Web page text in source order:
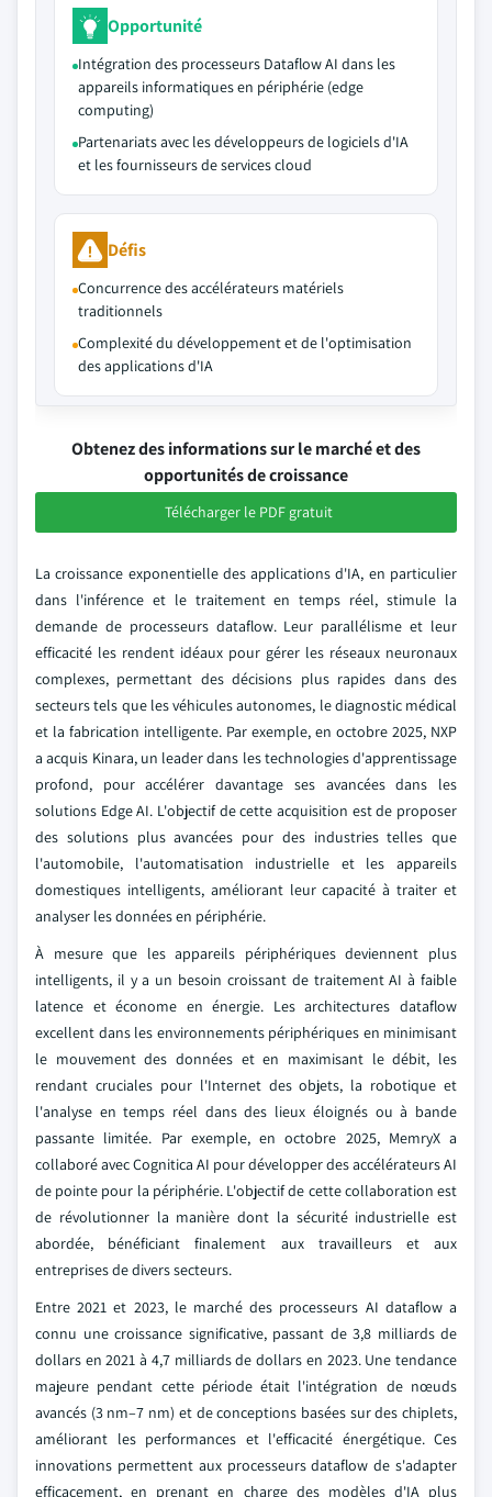
Opportunité
Intégration des processeurs Dataflow AI dans les
appareils informatiques en périphérie (edge
computing)
Partenariats avec les développeurs de logiciels d'IA
et les fournisseurs de services cloud
Défis
Concurrence des accélérateurs matériels
traditionnels
Complexité du développement et de l'optimisation
des applications d'IA
Obtenez des informations sur le marché et des
opportunités de croissance
Télécharger le PDF gratuit
La croissance exponentielle des applications d'IA, en particulier
dans l'inférence et le traitement en temps réel, stimule la
demande de processeurs dataflow. Leur parallélisme et leur
efficacité les rendent idéaux pour gérer les réseaux neuronaux
complexes, permettant des décisions plus rapides dans des
secteurs tels que les véhicules autonomes, le diagnostic médical
et la fabrication intelligente. Par exemple, en octobre 2025, NXP
a acquis Kinara, un leader dans les technologies d'apprentissage
profond, pour accélérer davantage ses avancées dans les
solutions Edge AI. L'objectif de cette acquisition est de proposer
des solutions plus avancées pour des industries telles que
l'automobile, l'automatisation industrielle et les appareils
domestiques intelligents, améliorant leur capacité à traiter et
analyser les données en périphérie.
À mesure que les appareils périphériques deviennent plus
intelligents, il y a un besoin croissant de traitement AI à faible
latence et économe en énergie. Les architectures dataflow
excellent dans les environnements périphériques en minimisant
le mouvement des données et en maximisant le débit, les
rendant cruciales pour l'Internet des objets, la robotique et
l'analyse en temps réel dans des lieux éloignés ou à bande
passante limitée. Par exemple, en octobre 2025, MemryX a
collaboré avec Cognitica AI pour développer des accélérateurs AI
de pointe pour la périphérie. L'objectif de cette collaboration est
de révolutionner la manière dont la sécurité industrielle est
abordée, bénéficiant finalement aux travailleurs et aux
entreprises de divers secteurs.
Entre 2021 et 2023, le marché des processeurs AI dataflow a
connu une croissance significative, passant de 3,8 milliards de
dollars en 2021 à 4,7 milliards de dollars en 2023. Une tendance
majeure pendant cette période était l'intégration de nœuds
avancés (3 nm–7 nm) et de conceptions basées sur des chiplets,
améliorant les performances et l'efficacité énergétique. Ces
innovations permettent aux processeurs dataflow de s'adapter
efficacement, en prenant en charge des modèles d'IA plus